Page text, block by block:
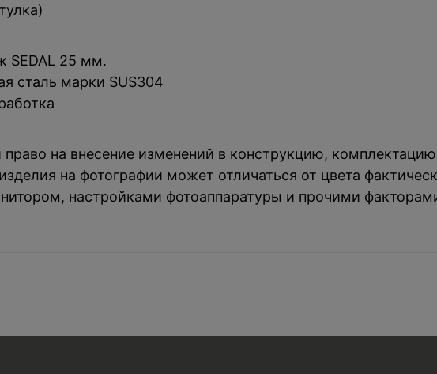
SEDAL 25 мм.
сталь марки SUS304
на внесение изменений в конструкцию,
на фотографии может отличаться от цвета
настройками фотоаппаратуры и прочими